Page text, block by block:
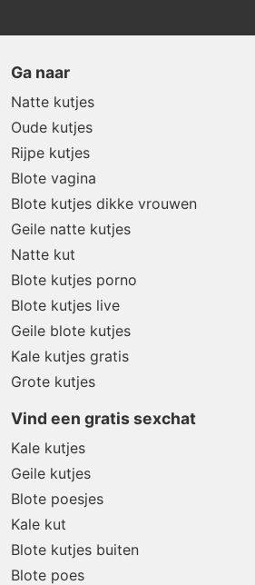
Ga naar
Natte kutjes
Oude kutjes
Rijpe kutjes
Blote vagina
Blote kutjes dikke vrouwen
Geile natte kutjes
Natte kut
Blote kutjes porno
Blote kutjes live
Geile blote kutjes
Kale kutjes gratis
Grote kutjes
Vind een gratis sexchat
Kale kutjes
Geile kutjes
Blote poesjes
Kale kut
Blote kutjes buiten
Blote poes